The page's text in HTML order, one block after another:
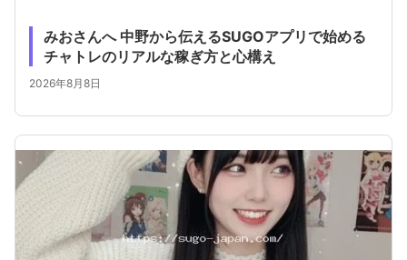
みおさんへ 中野から伝えるSUGOアプリで始める
チャトレのリアルな稼ぎ方と心構え
2026年8月8日